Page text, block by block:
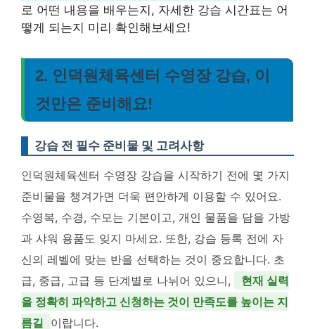
로 어떤 내용을 배우는지, 자세한 강습 시간표는 어
떻게 되는지 미리 확인해보세요!
2. 인덕원체육센터 수영장 강습, 이
것만은 준비해요!
강습 전 필수 준비물 및 고려사항
인덕원체육센터 수영장 강습을 시작하기 전에 몇 가지
준비물을 챙겨가면 더욱 편안하게 이용할 수 있어요.
수영복, 수경, 수모는 기본이고, 개인 물품을 담을 가방
과 샤워 용품도 잊지 마세요. 또한, 강습 등록 전에 자
신의 레벨에 맞는 반을 선택하는 것이 중요합니다. 초
급, 중급, 고급 등 단계별로 나뉘어 있으니,
현재 실력
을 정확히 파악하고 신청하는 것이 만족도를 높이는 지
름길 이랍니다.